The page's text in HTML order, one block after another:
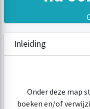
Inleiding
Onder deze map
boeken en/of